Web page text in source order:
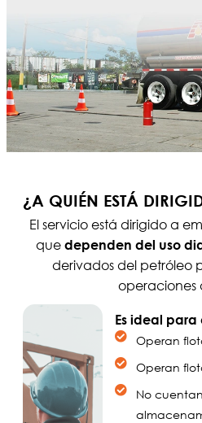
¿A QUIÉN ESTÁ
El servicio está dirigido a
que dependen del uso
derivados del petróleo
operaciones
Es ideal para
Operan
Operan
No